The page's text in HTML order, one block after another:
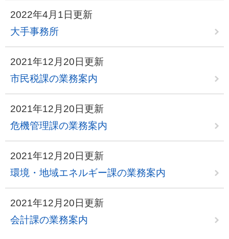
2022年4月1日更新
大手事務所
2021年12月20日更新
市民税課の業務案内
2021年12月20日更新
危機管理課の業務案内
2021年12月20日更新
環境・地域エネルギー課の業務案内
2021年12月20日更新
会計課の業務案内